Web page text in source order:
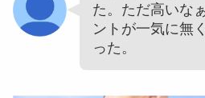
た。ただ高いな
ントが一気に無
った。